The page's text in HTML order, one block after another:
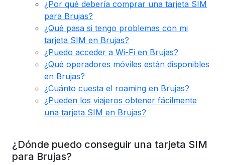
¿Por qué debería comprar una tarjeta SIM
para Brujas?
¿Qué pasa si tengo problemas con mi
tarjeta SIM en Brujas?
¿Puedo acceder a Wi-Fi en Brujas?
¿Qué operadores móviles están disponibles
en Brujas?
¿Cuánto cuesta el roaming en Brujas?
¿Pueden los viajeros obtener fácilmente
una tarjeta SIM en Brujas?
¿Dónde puedo conseguir una tarjeta SIM
para Brujas?